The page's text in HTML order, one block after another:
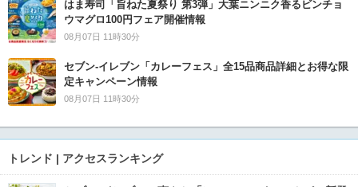
はま寿司「旨ねた夏祭り 第3弾」大葉ニンニク香るビンチョ
ウマグロ100円フェア開催情報
08月07日 11時30分
セブン‐イレブン「カレーフェス」全15品商品詳細とお得な限
定キャンペーン情報
08月07日 11時30分
トレンド | アクセスランキング